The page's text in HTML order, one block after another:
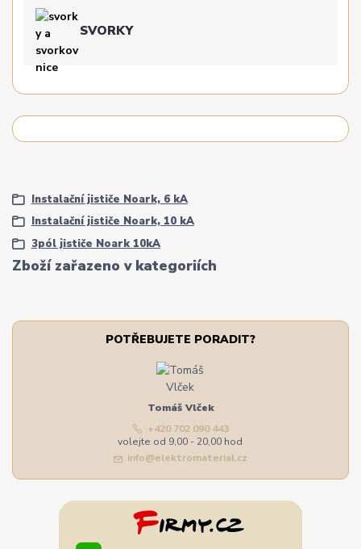
SVORKY
Zboží zařazeno v kategoriích
Instalační jističe Noark, 6 kA
Instalační jističe Noark, 10 kA
3pól jističe Noark 10kA
POTŘEBUJETE PORADIT?
Tomáš Vlček
+420 702 090 443
volejte od 9,00 - 20,00 hod
info@elektromaterial.cz